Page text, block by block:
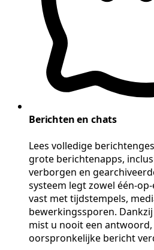
Berichten en chats
Lees volledige
grote berichtenapps,
verborgen en
systeem legt zowel één-
vast met tijdstempels,
bewerkingssporen.
mist u nooit een antwoord,
oorspronkelijke bericht